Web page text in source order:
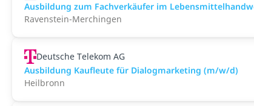
Ausbildung zum Fachverkäufer im
Ravenstein-Merchingen
Deutsche Telekom AG
Ausbildung Kaufleute für Dialogmarketing (m/w/d)
Heilbronn